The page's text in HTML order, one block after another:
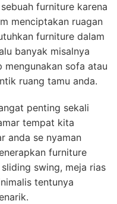
furniture karena
menciptakan ruagan
furniture dalam
banyak misalnya
mengunakan sofa atau
ruang tamu anda.
penting sekali
tempat kita
anda se nyaman
furniture
swing, meja rias
tentunya